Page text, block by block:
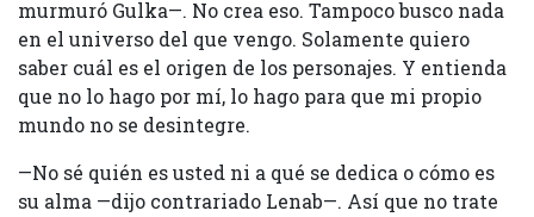
murmuró Gulka—. No crea eso. Tampoco busco nada
en el universo del que vengo. Solamente quiero
saber cuál es el origen de los personajes. Y entienda
que no lo hago por mí, lo hago para que mi propio
mundo no se desintegre.
—No sé quién es usted ni a qué se dedica o cómo es
su alma —dijo contrariado Lenab—. Así que no trate